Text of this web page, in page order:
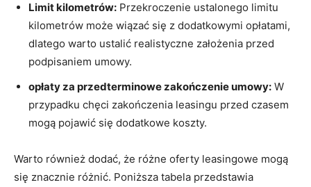
Limit kilometrów: Przekroczenie ustalonego limitu
kilometrów może wiązać się z dodatkowymi opłatami,
dlatego warto ustalić realistyczne założenia przed
podpisaniem ‍umowy.
opłaty za przedterminowe zakończenie umowy: W‌
przypadku chęci zakończenia leasingu przed czasem
mogą pojawić się dodatkowe koszty.
Warto ⁢również ‍dodać, że różne oferty leasingowe​ mogą
się znacznie różnić. Poniższa tabela przedstawia